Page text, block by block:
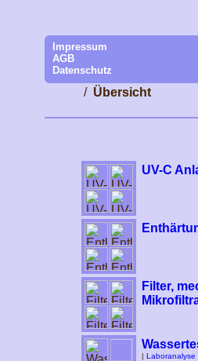
Impressum
AGB
Datenschutz
/ Übersicht
UV-C
Filter,
| Laboranalyse